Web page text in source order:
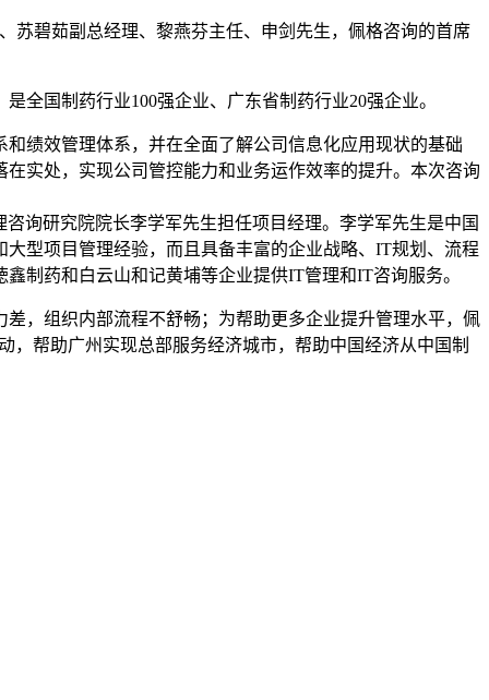
苏碧茹副总经理、黎燕芬主任、申剑先生，佩格咨询的首席
全国制药行业100强企业、广东省制药行业20强企业。
绩效管理体系，并在全面了解公司信息化应用现状的基础
实处，实现公司管控能力和业务运作效率的提升。本次咨询
询研究院院长李学军先生担任项目经理。李学军先生是中国
型项目管理经验，而且具备丰富的企业战略、IT规划、流程
制药和白云山和记黄埔等企业提供IT管理和IT咨询服务。
，组织内部流程不舒畅；为帮助更多企业提升管理水平，佩
帮助广州实现总部服务经济城市，帮助中国经济从中国制